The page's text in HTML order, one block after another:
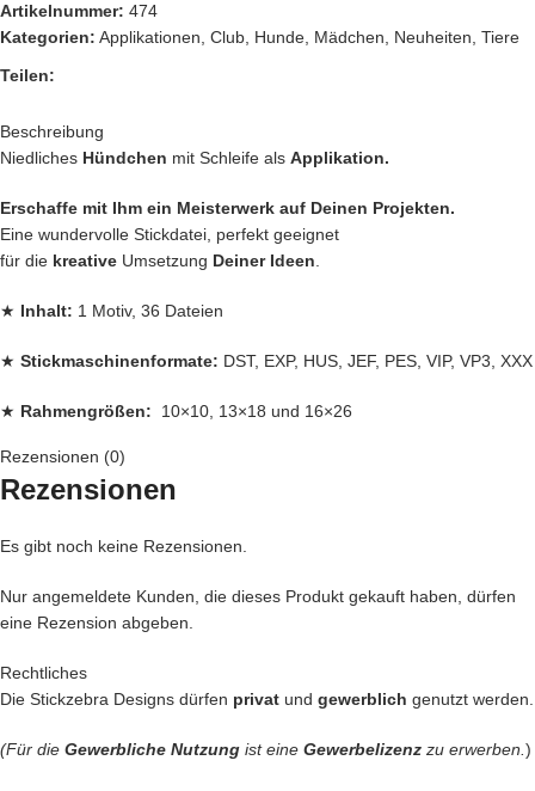
Artikelnummer: 474
Kategorien: Applikationen Club Hunde Mädchen Neuheiten Tiere
Teilen:
Beschreibung
Niedliches Hündchen mit Schleife als Applikation.
Erschaffe mit Ihm ein Meisterwerk auf Deinen Projekten.
Eine wundervolle Stickdatei, perfekt geeignet
für die kreative Umsetzung Deiner Ideen
★ Inhalt: 1 Motiv, 36 Dateien
★ Stickmaschinenformate: DST, EXP, HUS, JEF, PES, VIP, VP3, XXX
★ Rahmengrößen: 10×10, 13×18 und 16×26
JedeStickdatei bei Stickzebra wird mit
liefern, getestet,
den bei uns kommen nur die BESTENDateien in unseren Shop.
Du kannst mit unseren Stickdateien deine
verschönern und zu einem Einzelstück machen
… oder vielleicht ein
Handtuch
individuell so gestalten wie Du es
… auch dieKleidung Deiner Kinder kannst Du besticken und damit
Rezensionen (0)
Rezensionen
Es gibt noch keine Rezensionen.
Nur angemeldete Kunden, die dieses Produkt gekauft haben, dürfen
eine Rezension abgeben.
Rechtliches
Die Stickzebra Designs dürfen privat und gewerblich genutzt werden.
(Für die Gewerbliche Nutzung ist eine Gewerbelizenz zu erwerben. )